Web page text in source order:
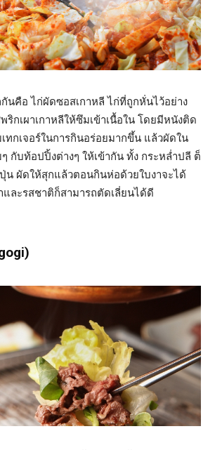
นคือ ไก่ผัดซอสเกาหลี ไก่ที่ถูกหั่นไว้อย่าง
กเผาเกาหลีให้ซึมเข้าเนื้อใน โดยมีหนังติด
เทกเจอร์ในการกินอร่อยมากขึ้น แล้วผัดใน
กับท้อปปิ้งต่างๆ ให้เข้ากัน ทั้ง กระหล่ำปลี ต็
ผัดให้สุกแล้วตอนกินห่อด้วยใบงาจะได้
และรสชาติก็สามารถตัดเลี่ยนได้ดี